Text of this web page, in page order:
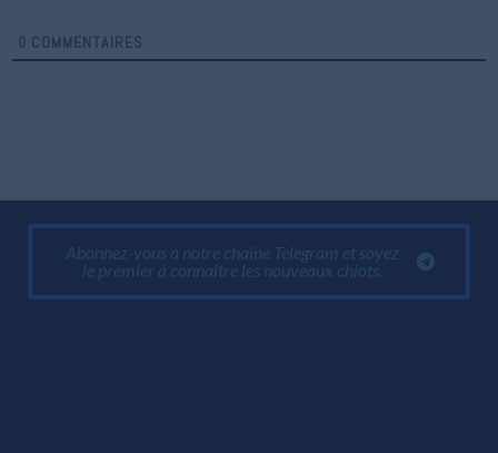
0 COMMENTAIRES
Abonnez-vous à notre chaîne Telegram et soyez
le premier à connaître les nouveaux chiots.